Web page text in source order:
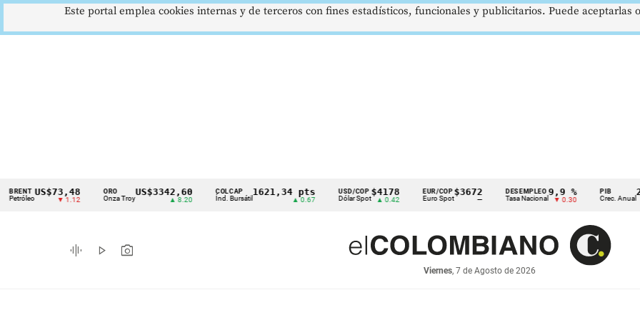
Cintillo
indicadores
económicos
US$73,48
▼ 1.12
ORO
Onza Troy
US$3342,60 COLCAP
Índ. Bursátil
1621,34 pts USD/COP
Dólar Spot
$4178
▲ 0.42
EUR/COP
Euro Spot
$3672
—
DESEMPLEO
Tasa Nacional
9,9 %
▼ 0.30
PIB
Crec. Anual
2,8 %
▲ 0.10
graphic_eq play_arrow photo_camera
Viernes, 7 de Agosto de 2026
Este portal emplea cookies internas y de terceros con fines estadísticos, funcionales y publicitarios. Puede aceptarlas